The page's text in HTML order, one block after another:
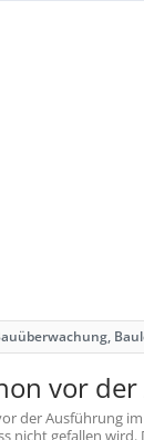
vor
der Ausführung im
nicht gefallen